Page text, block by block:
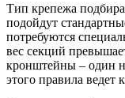
Тип крепежа
подойдут
потребуются
вес секций
кронштейны – один
этого правила